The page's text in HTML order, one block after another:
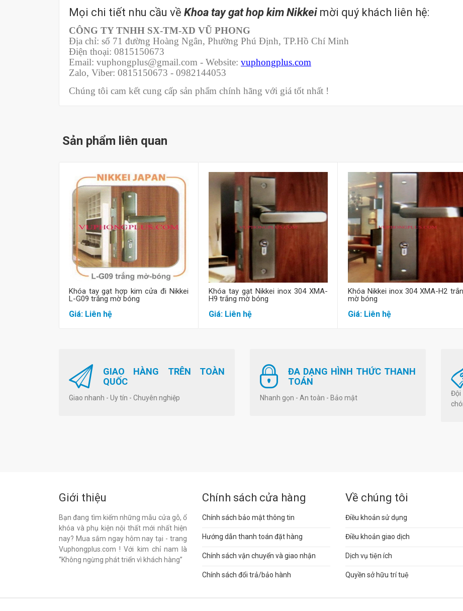
Mọi chi tiết nhu cầu về Khoa tay gat hop kim Nikkei mời quý khách liên hệ:
CÔNG TY TNHH SX-TM-XD VŨ PHONG
Địa chỉ: số 71 đường Hoàng Ngân, Phường Phú Định, TP.Hồ Chí Minh
Điện thoại: 0815150673
Email: vuphongplus@gmail.com - Website: vuphongplus.com
Zalo, Viber: 0815150673 - 0982144053
Chúng tôi cam kết cung cấp sản phẩm chính hãng với giá tốt nhất !
Sản phẩm liên quan
Mua hàng
Khóa tay gạt hợp kim cửa đi Nikkei
L-G09 trắng mờ bóng
Giá: Liên hệ
Mua hàng
Khóa tay gạt Nikkei inox 304 XMA-
H9 trắng mờ bóng
Giá: Liên hệ
Mua hàng
Khóa Nikkei inox 304 XMA-H2
mờ bóng
Giá: Liên hệ
GIAO HÀNG TRÊN TOÀN
QUỐC
Giao nhanh - Uy tín - Chuyên nghiệp
ĐA DẠNG HÌNH THỨC THANH
TOÁN
Nhanh gọn - An toàn - Bảo mật
Đội
Giới thiệu
Bạn đang tìm kiếm những mẫu cửa gỗ, ổ
khóa và phụ kiện nội thất mới nhất hiện
nay? Mua sắm ngay hôm nay tại - trang
Vuphongplus.com ! Với kim chỉ nam là
“Không ngừng phát triển vì khách hàng”
Chính sách cửa hàng
Chính sách bảo mật thông tin
Hướng dẫn thanh toán đặt hàng
Chính sách vận chuyển và giao nhận
Chính sách đổi trả/bảo hành
Về chúng tôi
Điều khoản sử dụng
Điều khoản giao dịch
Dịch vụ tiện ích
Quyền sở hữu trí tuệ